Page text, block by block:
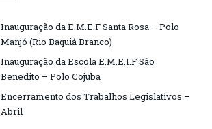
Inauguração da E.M.E.F Santa Rosa – Polo
Manjó (Rio Baquiá Branco)
Inauguração da Escola E.M.E.I.F São
Benedito – Polo Cojuba
Encerramento dos Trabalhos Legislativos –
Abril